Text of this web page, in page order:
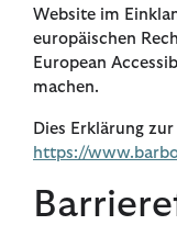
Website im
europäischen
European
machen.
Dies Erklärung
https://